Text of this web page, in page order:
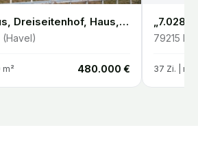
Altes Bauernhaus, Dreiseitenhof, Haus, Stadtvilla
(Havel)
m² 480.000 €
79215
37 Zi. | m²